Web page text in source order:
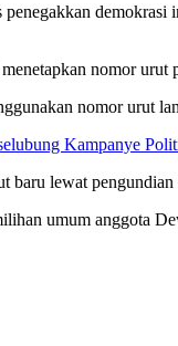
nomor urut
nomor urut
Kampanye
baru lewat
umum anggota